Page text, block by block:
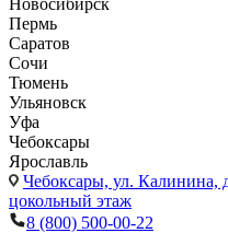
Новосибирск
Пермь
Саратов
Сочи
Тюмень
Ульяновск
Уфа
Чебоксары
Ярославль
Чебоксары, ул.
цокольный этаж
8 (800) 500-00-22